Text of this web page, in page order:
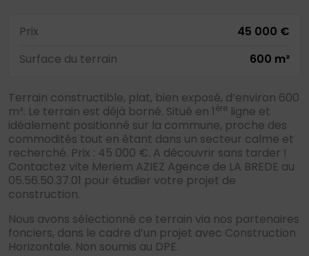
Prix
45 000 €
Surface du terrain
600 m²
Terrain constructible, plat, bien exposé, d’environ 600
m². Le terrain est déjà borné. Situé en 1ère ligne et
idéalement positionné sur la commune, proche des
commodités tout en étant dans un secteur calme et
recherché. Prix : 45 000 €. A découvrir sans tarder !
Contactez vite Meriem AZIEZ Agence de LA BREDE au
05.56.50.37.01 pour étudier votre projet de
construction.
Nous avons sélectionné ce terrain via nos partenaires
fonciers, dans le cadre d’un projet avec Construction
Horizontale. Non soumis au DPE.